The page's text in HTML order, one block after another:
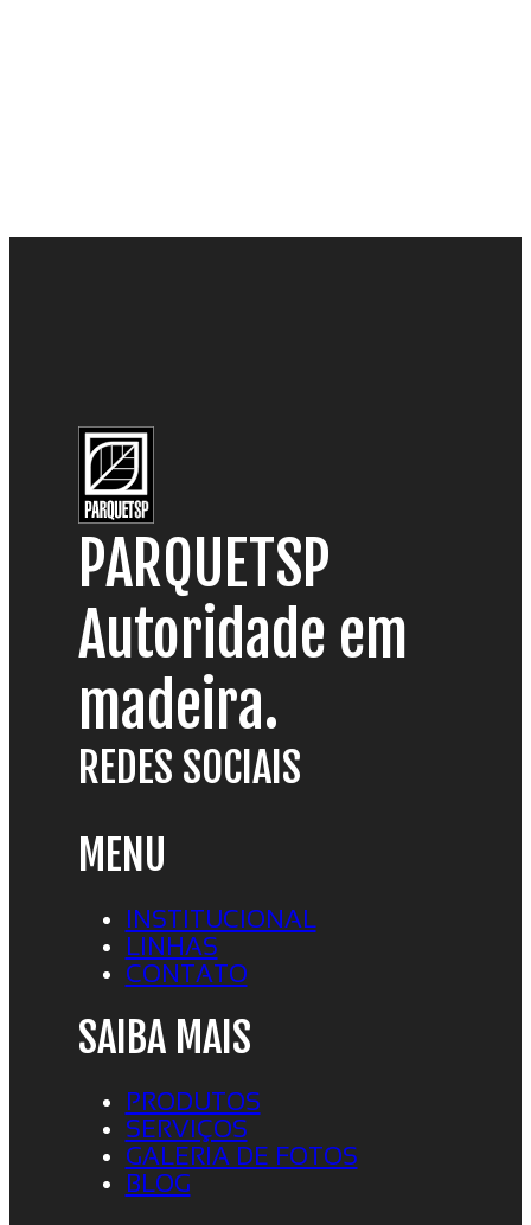
PARQUETSP
Autoridade em
madeira.
REDES SOCIAIS
MENU
INSTITUCIONAL
LINHAS
CONTATO
SAIBA MAIS
PRODUTOS
SERVIÇOS
GALERIA DE FOTOS
BLOG